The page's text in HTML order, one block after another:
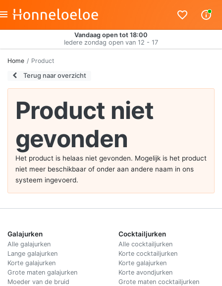
Vandaag open tot 18:00
Iedere zondag open van 12 - 17
Home Product
Terug naar overzicht
Product niet
gevonden
Het product is helaas niet gevonden. Mogelijk is het product
niet meer beschikbaar of onder aan andere naam in ons
systeem ingevoerd.
Galajurken
Alle galajurken
Lange galajurken
Korte galajurken
Grote maten galajurken
Moeder van de bruid
Cocktailjurken
Alle cocktailjurken
Korte cocktailjurken
Korte galajurken
Korte avondjurken
Grote maten cocktailjurken